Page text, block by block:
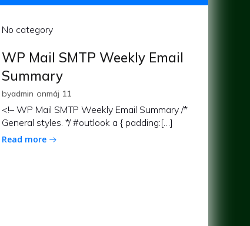
No category
WP Mail SMTP Weekly Email
Summary
byadmin onmáj 11
<!– WP Mail SMTP Weekly Email Summary /*
General styles. */ #outlook a { padding:[…]
Read more